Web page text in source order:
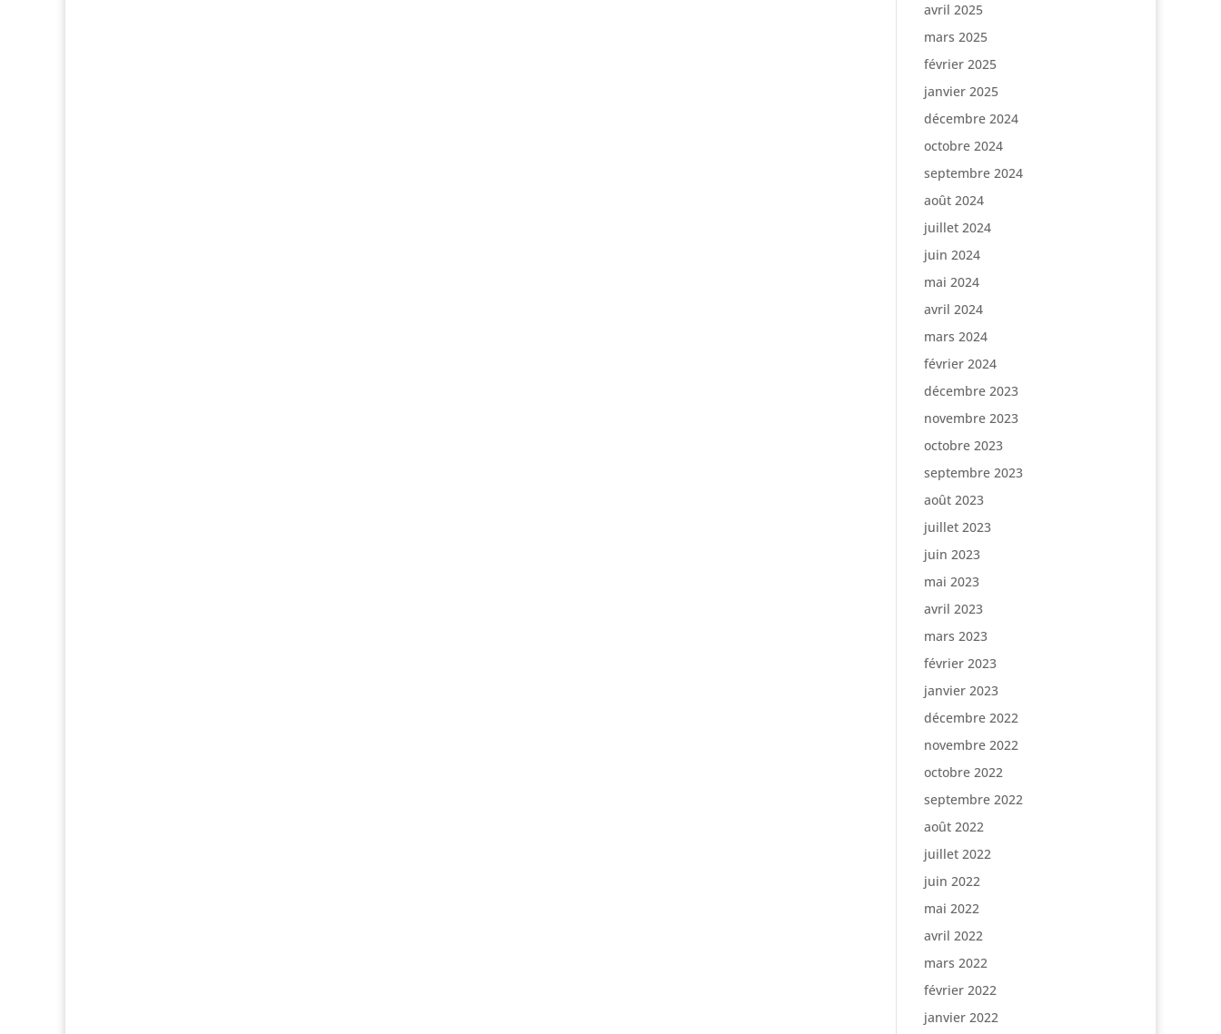
avril 2025
mars 2025
février 2025
janvier 2025
décembre 2024
octobre 2024
septembre 2024
août 2024
juillet 2024
juin 2024
mai 2024
avril 2024
mars 2024
février 2024
décembre 2023
novembre 2023
octobre 2023
septembre 2023
août 2023
juillet 2023
juin 2023
mai 2023
avril 2023
mars 2023
février 2023
janvier 2023
décembre 2022
novembre 2022
octobre 2022
septembre 2022
août 2022
juillet 2022
juin 2022
mai 2022
avril 2022
mars 2022
février 2022
janvier 2022